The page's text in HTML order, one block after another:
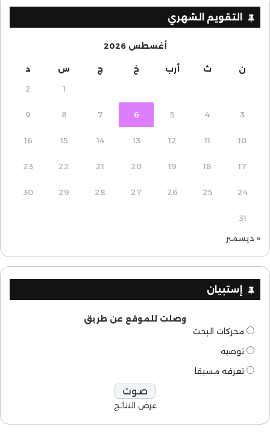
التقويم الشهري
أغسطس 2026
ن ث أرب خ ج س د
1
2
3
4
5
6
7
8
9
10
11
12
13
14
15
16
17
18
19
20
21
22
23
24
25
26
27
28
29
30
31
« ديسمبر
إستبيان
وصلت للموقع عن طريق
محركات البحث
توصيه
تعرفه مسبقا
عرض النتائج